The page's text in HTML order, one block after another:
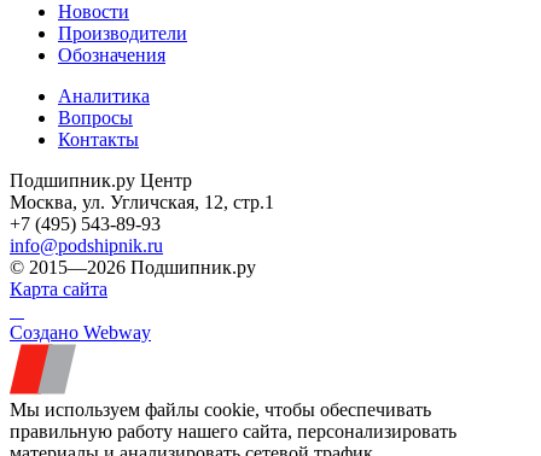
Новости
Производители
Обозначения
Аналитика
Вопросы
Контакты
Подшипник.ру Центр
Москва, ул. Угличская, 12, стр.1
+7 (495) 543-89-93
info@podshipnik.ru
© 2015—2026 Подшипник.ру
Карта сайта
Создано Webway
Мы используем файлы cookie, чтобы обеспечивать
правильную работу нашего сайта, персонализировать